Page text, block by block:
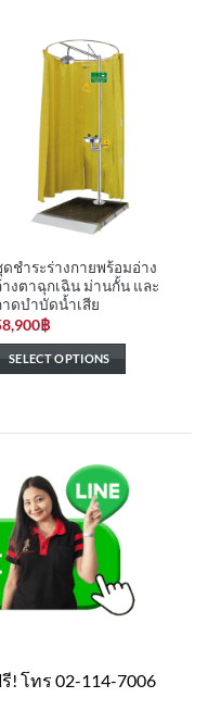
ดชำระร่างกายพร้อมอ่าง
างตาฉุกเฉิน ม่านกั้น และ
าดบำบัดน้ำเสีย
฿
SELECT OPTIONS
โทร 02-114-7006